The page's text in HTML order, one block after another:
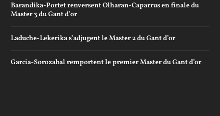
Barandika-Portet renversent Olharan-Caparrus en finale du
Master 3 du Gant d’or
Laduche-Lekerika s’adjugent le Master 2 du Gant d’or
Garcia-Sorozabal remportent le premier Master du Gant d’or